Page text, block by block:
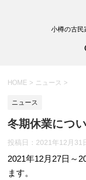
小樽の古
HOME > ニュース >
ニュース
冬期休業につ
投稿日： 2021年12月31
2021年12月27日～
ます。